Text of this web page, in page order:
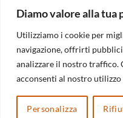
Diamo valore alla tua
Utilizziamo i cookie per
navigazione, offrirti
analizzare il nostro traffico.
acconsenti al nostro utilizzo
Personalizza
Copyright 2026 ©